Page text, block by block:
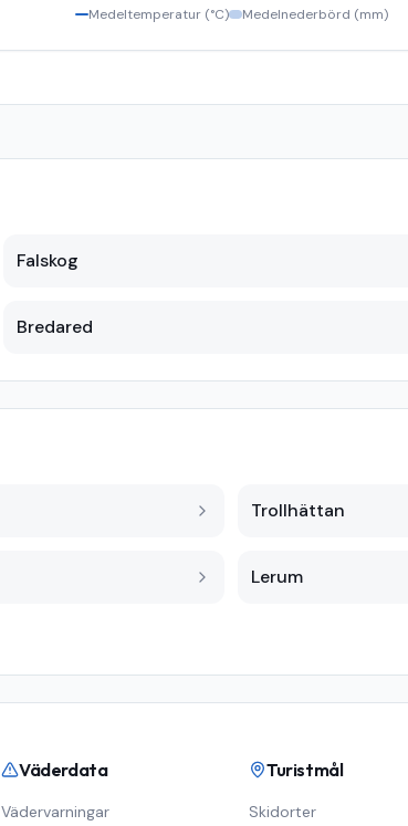
Medeltemperatur (°C) Medelnederbörd (mm)
Falskog
Bredared
Trollhättan
Lerum
Väderdata
Vädervarningar
Turistmål
Skidorter